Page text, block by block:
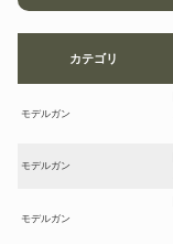
カテゴリ
モデルガン
モデルガン
モデルガン